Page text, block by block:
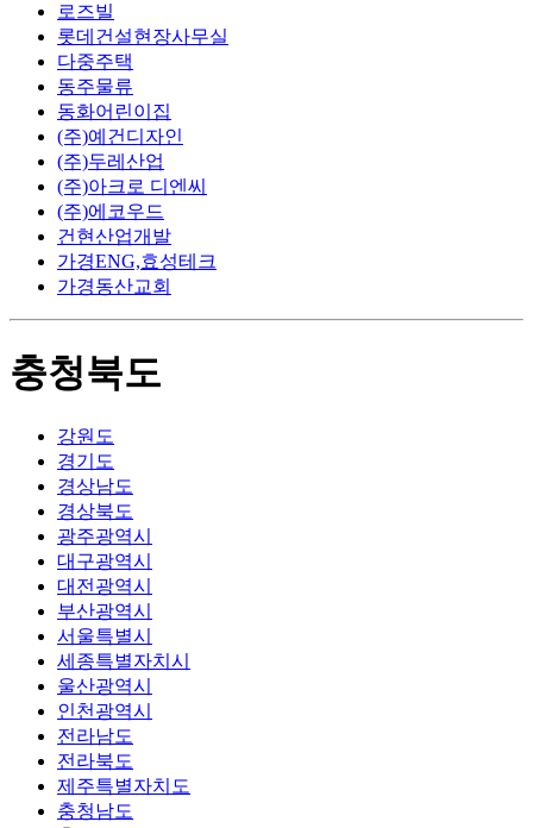
로즈빌
롯데건설현장사무실
다중주택
동주물류
동화어린이집
(주)예건디자인
(주)두레산업
(주)아크로 디엔씨
(주)에코우드
건현산업개발
가경ENG,효성테크
가경동산교회
충청북도
강원도
경기도
경상남도
경상북도
광주광역시
대구광역시
대전광역시
부산광역시
서울특별시
세종특별자치시
울산광역시
인천광역시
전라남도
전라북도
제주특별자치도
충청남도